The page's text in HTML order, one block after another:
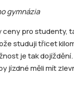
gymnázia
ceny pro studenty,
studuji třicet
je tak
jízdné měli mít